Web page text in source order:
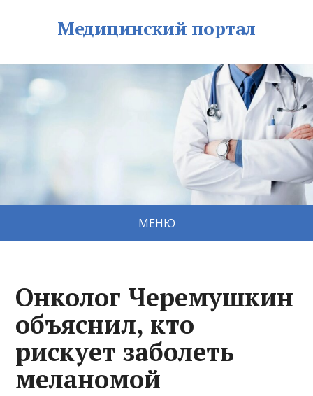
Медицинский портал
МЕНЮ
Онколог Черемушкин
объяснил, кто
рискует заболеть
меланомой